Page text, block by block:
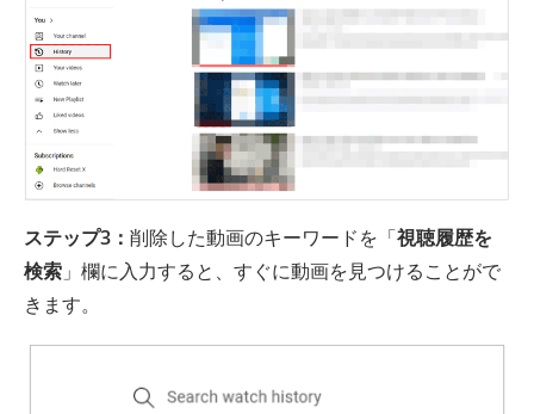
ステップ3： 削除した動画のキーワードを「視聴履歴を
検索 」欄に入力すると、すぐに動画を見つけることがで
きます。